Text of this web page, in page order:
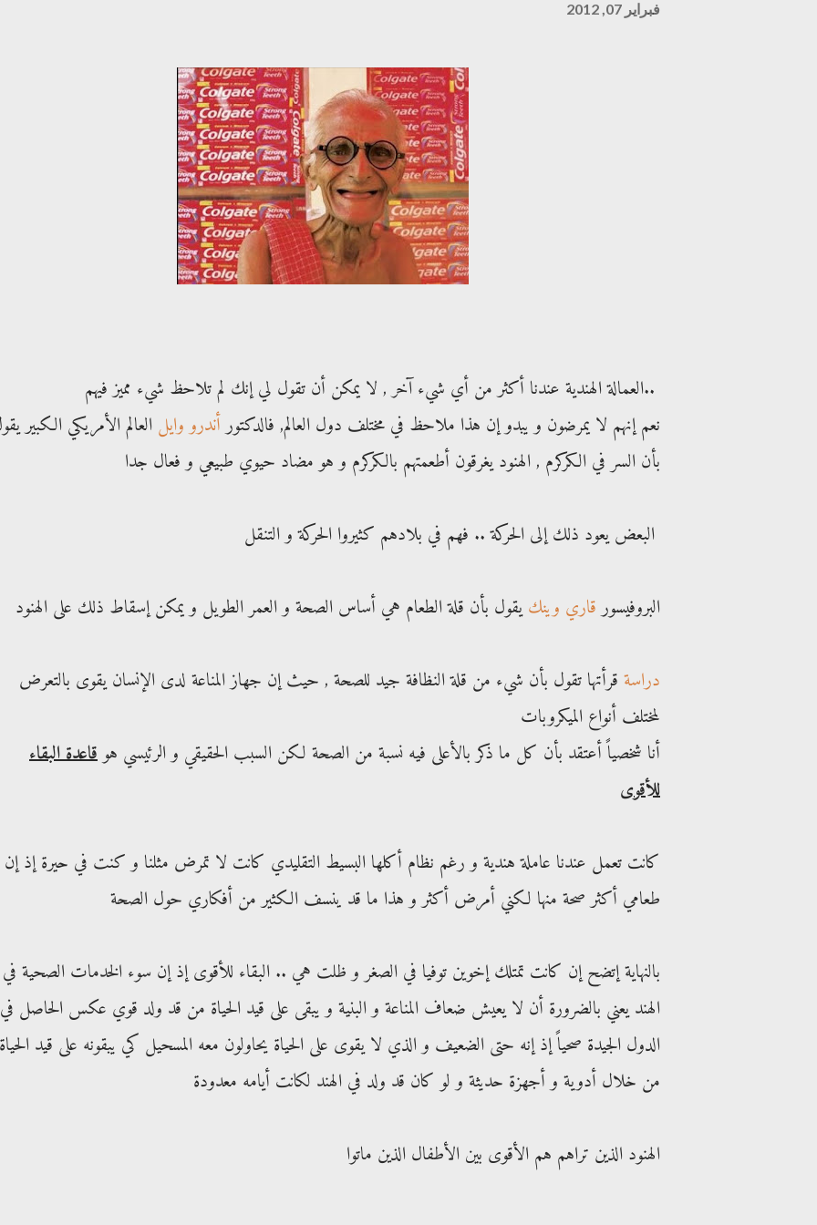
فبراير 07, 2012
العمالة الهندية عندنا أكثر من أي شيء آخر , لا يمكن أن تقول لي إنك لم تلاحظ شيء مميز فيهم..
نعم إنهم لا يمرضون و يبدو إن هذا ملاحظ في مختلف دول العالم, فالدكتورأندرو وايل العالم الأمريكي الكبير
بأن السر في الكركرم , الهنود يغرقون أطعمتهم بالكركرم و هو مضاد حيوي طبيعي و فعال جدا
البروفيسورقاري وينكيقول بأن قلة الطعام هي أساس الصحة و العمر الطويل و يمكن إسقاط ذلك على الهنود
دراسة قرأتها تقول بأن شيء من قلة النظافة جيد للصحة , حيث إن جهاز المناعة لدى الإنسان يقوى بالتعرض
لمختلف أنواع الميكروبات
أنا شخصياً أعتقد بأن كل ما ذكر بالأعلى فيه نسبة من الصحة لكن السبب الحقيقي و الرئيسي هوقاعدة البقاء
للأقوى
كانت تعمل عندنا عاملة هندية و رغم نظام أكلها البسيط التقليدي كانت لا تمرض مثلنا و كنت في حيرة إذ إن
طعامي أكثر صحة منها لكني أمرض أكثر و هذا ما قد ينسف الكثير من أفكاري حول الصحة
بالنهاية إتضح إن كانت تمتلك إخوين توفيا في الصغر و ظلت هي .. البقاء للأقوى إذ إن سوء الخدمات الصحية في
الهند يعني بالضرورة أن لا يعيش ضعاف المناعة و البنية و يبقى على قيد الحياة من قد ولد قوي عكس الحاصل في
الدول الجيدة صحياً إذ إنه حتى الضعيف و الذي لا يقوى على الحياة يحاولون معه المسحيل كي يبقونه على قيد الحياة
من خلال أدوية و أجهزة حديثة و لو كان قد ولد في الهند لكانت أيامه معدودة
الهنود الذين تراهم هم الأقوى بين الأطفال الذين ماتوا